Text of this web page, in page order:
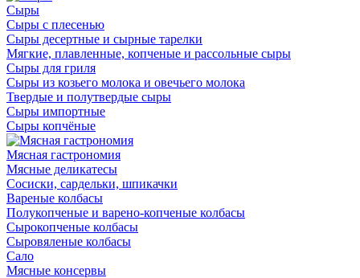
Сыры
Сыры с плесенью
Сыры десертные и сырные тарелки
Мягкие, плавленные, копченые и рассольные сыры
Сыры для гриля
Сыры из козьего молока и овечьего молока
Твердые и полутвердые сыры
Сыры импортные
Сыры копчёные
Мясная гастрономия
Мясные деликатесы
Сосиски, сардельки, шпикачки
Вареные колбасы
Полукопченые и варено-копченые колбасы
Сырокопченые колбасы
Сыровяленые колбасы
Сало
Мясные консервы